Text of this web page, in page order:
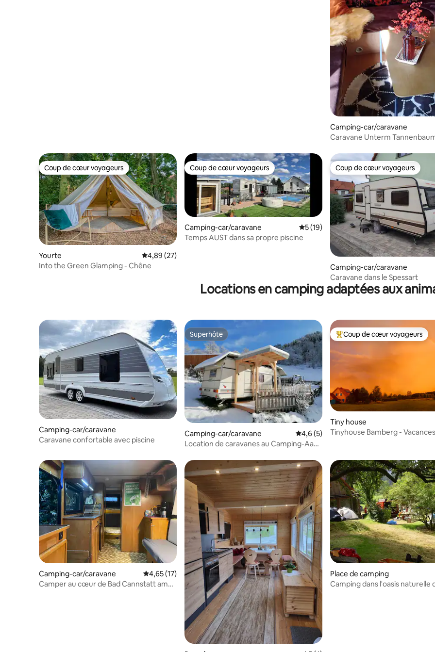
Camping-car/caravane
Caravane Unterm
Coup de cœur voyageurs
Coup de cœur voyageurs
Yourte Évaluation moyenne sur la base de 27 commentaires : 4,89 sur 5
4,89 (27)
Into the Green Glamping - Chêne
Coup de cœur voyageurs
Coup de cœur voyageurs
Camping-car/caravane Évaluation moyenne sur la base de 19
5 (19)
Temps AUST dans sa propre piscine
Coup de cœur voyageurs
Coup de cœur voyageurs
Camping-car/caravane
Caravane dans le Spessart
Locations en camping adaptées aux
Camping-car/caravane
Caravane confortable avec piscine
Superhôte
Superhôte
Camping-car/caravane Évaluation moyenne sur la base de 5
4,6 (5)
Location de caravanes au Camping-Aach
Coups de cœur voyageurs les
Coup de cœur voyageurs
Tiny house
Tinyhouse Bamberg -
Camping-car/caravane Évaluation moyenne sur la base de 17 commentaires : 4,65 sur 5
4,65 (17)
Camper au cœur de Bad Cannstatt am
Place de camping
Camping dans l'oasis naturelle